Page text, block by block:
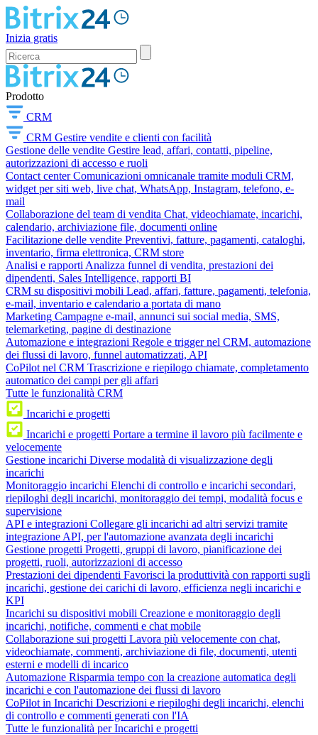
Inizia gratis
Prodotto
CRM
CRM Gestire vendite e clienti con facilità
Gestione delle vendite Gestire lead, affari, contatti, pipeline,
autorizzazioni di accesso e ruoli
Contact center Comunicazioni omnicanale tramite moduli CRM,
widget per siti web, live chat, WhatsApp, Instagram, telefono, e-
mail
Collaborazione del team di vendita Chat, videochiamate, incarichi,
calendario, archiviazione file, documenti online
Facilitazione delle vendite Preventivi, fatture, pagamenti, cataloghi,
inventario, firma elettronica, CRM store
Analisi e rapporti Analizza funnel di vendita, prestazioni dei
dipendenti, Sales Intelligence, rapporti BI
CRM su dispositivi mobili Lead, affari, fatture, pagamenti, telefonia,
e-mail, inventario e calendario a portata di mano
Marketing Campagne e-mail, annunci sui social media, SMS,
telemarketing, pagine di destinazione
Automazione e integrazioni Regole e trigger nel CRM, automazione
dei flussi di lavoro, funnel automatizzati, API
CoPilot nel CRM Trascrizione e riepilogo chiamate, completamento
automatico dei campi per gli affari
Tutte le funzionalità CRM
Incarichi e progetti
Incarichi e progetti Portare a termine il lavoro più facilmente e
velocemente
Gestione incarichi Diverse modalità di visualizzazione degli
incarichi
Monitoraggio incarichi Elenchi di controllo e incarichi secondari,
riepiloghi degli incarichi, monitoraggio dei tempi, modalità focus e
supervisione
API e integrazioni Collegare gli incarichi ad altri servizi tramite
integrazione API, per l'automazione avanzata degli incarichi
Gestione progetti Progetti, gruppi di lavoro, pianificazione dei
progetti, ruoli, autorizzazioni di accesso
Prestazioni dei dipendenti Favorisci la produttività con rapporti sugli
incarichi, gestione dei carichi di lavoro, efficienza negli incarichi e
KPI
Incarichi su dispositivi mobili Creazione e monitoraggio degli
incarichi, notifiche, commenti e chat mobile
Collaborazione sui progetti Lavora più velocemente con chat,
videochiamate, commenti, archiviazione di file, documenti, utenti
esterni e modelli di incarico
Automazione Risparmia tempo con la creazione automatica degli
incarichi e con l'automazione dei flussi di lavoro
CoPilot in Incarichi Descrizioni e riepiloghi degli incarichi, elenchi
di controllo e commenti generati con l'IA
Tutte le funzionalità per Incarichi e progetti